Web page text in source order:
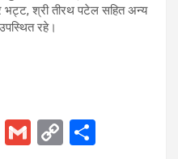
भट्ट, श्री तीरथ पटेल सहित अन्य
रहे।
T
G
C